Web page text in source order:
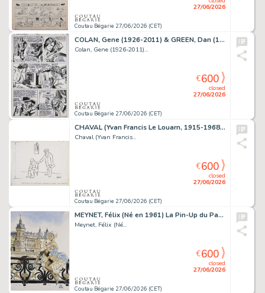
Coutau Bégarie 27/06/2026 (CET)
27/06/2026
COLAN, Gene (1926-2011) & GREEN, Dan (1952-2023) Docteur...
Colan, Gene (1926-2011)...
Coutau Bégarie 27/06/2026 (CET)
closed
27/06/2026
€600
CHAVAL (Yvan Francis Le Louarn, 1915-1968) Releveur...
Chaval (Yvan Francis...
Coutau Bégarie 27/06/2026 (CET)
closed
27/06/2026
€600
MEYNET, Félix (Né en 1961) La Pin-Up du Palais de Justice....
Meynet, Félix (Né...
Coutau Bégarie 27/06/2026 (CET)
closed
27/06/2026
€600